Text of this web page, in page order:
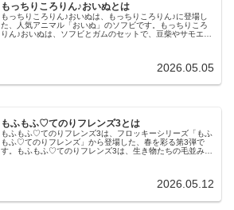
もっちりころりん♪おいぬとは
もっちりころりん♪おいぬは、もっちりころりん♪に登場し
た、人気アニマル「おいぬ」のソフビです。もっちりころ
りん♪おいぬは、ソフビとガムのセットで、豆柴やサモエ
2026.05.05
もふもふ♡てのりフレンズ3とは
もふもふ♡てのりフレンズ3は、フロッキーシリーズ「もふ
もふ♡てのりフレンズ」から登場した、春を彩る第3弾で
す。もふもふ♡てのりフレンズ3は、生き物たちの毛並みを
2026.05.12